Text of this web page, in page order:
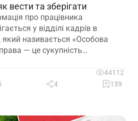
вести та зберігати
про працівника
у відділі кадрів в
називається «Особова
— це сукупність
та її трудову діяльність на
в статті, як правильно
44112
4 139